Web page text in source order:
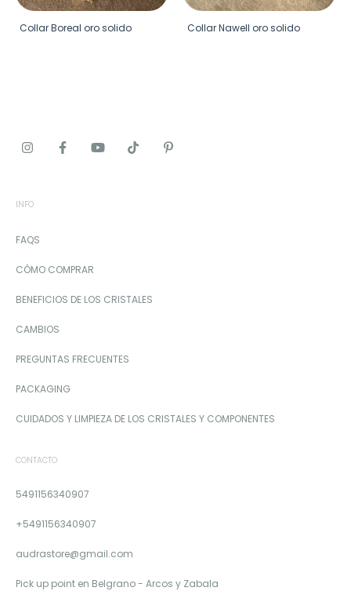
Collar Boreal oro solido Collar Nawell oro solido
INFO
FAQS
CÓMO COMPRAR
BENEFICIOS DE LOS CRISTALES
CAMBIOS
PREGUNTAS FRECUENTES
PACKAGING
CUIDADOS Y LIMPIEZA DE LOS CRISTALES Y COMPONENTES
CONTACTO
5491156340907
+5491156340907
audrastore@gmail.com
Pick up point en Belgrano - Arcos y Zabala